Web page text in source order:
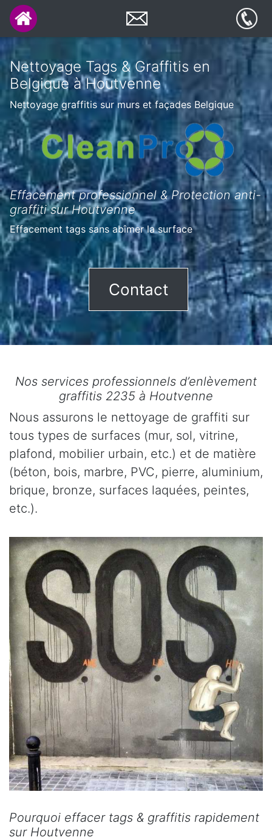
Nettoyage Tags & Graffitis en
Belgique à Houtvenne
Nettoyage graffitis sur murs et façades Belgique
Effacement professionnel & Protection anti-
graffiti sur Houtvenne
Effacement tags sans abîmer la surface
Contact
Nos services professionnels d’enlèvement
graffitis 2235 à Houtvenne
Nous assurons le nettoyage de graffiti sur
tous types de surfaces (mur, sol, vitrine,
plafond, mobilier urbain, etc.) et de matière
(béton, bois, marbre, PVC, pierre, aluminium,
brique, bronze, surfaces laquées, peintes,
etc.).
Pourquoi effacer tags & graffitis rapidement
sur Houtvenne